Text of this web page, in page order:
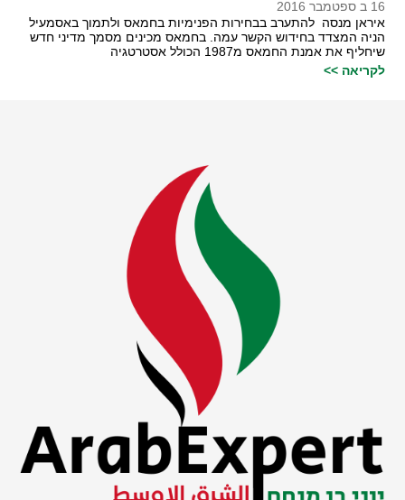
16 ב ספטמבר 2016
איראן מנסה להתערב בבחירות הפנימיות בחמאס ולתמוך באסמעיל
הניה המצדד בחידוש הקשר עמה. בחמאס מכינים מסמך מדיני חדש
שיחליף את אמנת החמאס מ1987 הכולל אסטרטגיה
לקריאה >>